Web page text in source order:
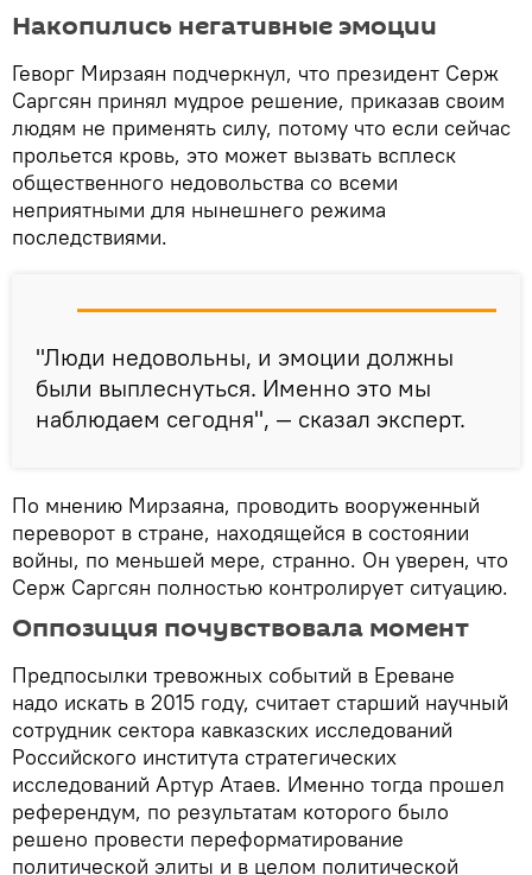
Накопились негативные эмоции
Геворг Мирзаян подчеркнул, что президент Серж
Саргсян принял мудрое решение, приказав своим
людям не применять силу, потому что если сейчас
прольется кровь, это может вызвать всплеск
общественного недовольства со всеми
неприятными для нынешнего режима
последствиями.
"Люди недовольны, и эмоции должны
были выплеснуться. Именно это мы
наблюдаем сегодня", — сказал эксперт.
По мнению Мирзаяна, проводить вооруженный
переворот в стране, находящейся в состоянии
войны, по меньшей мере, странно. Он уверен, что
Серж Саргсян полностью контролирует ситуацию.
Оппозиция почувствовала момент
Предпосылки тревожных событий в Ереване
надо искать в 2015 году, считает старший научный
сотрудник сектора кавказских исследований
Российского института стратегических
исследований Артур Атаев. Именно тогда прошел
референдум, по результатам которого было
решено провести переформатирование
политической элиты и в целом политической